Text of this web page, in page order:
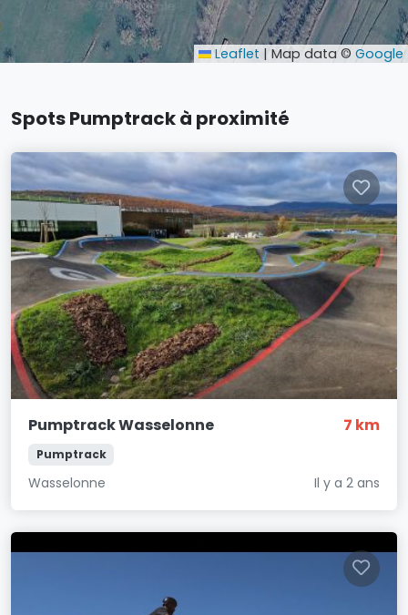
Leaflet | Map data © Google
Spots Pumptrack à proximité
Pumptrack Wasselonne 7 km
Pumptrack
Wasselonne Il y a 2 ans